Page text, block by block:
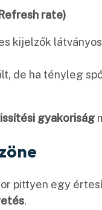
rate)
kijelzők
de ha tényleg
gyakoriság
pittyen egy
.